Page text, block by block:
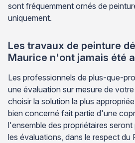
sont fréquemment ornés de
uniquement.
Les travaux de peinture
Maurice n'ont jamais été
Les professionnels de plus-que-
une évaluation sur mesure de
choisir la solution la plus
bien concerné fait partie d'une
l'ensemble des propriétaires
les évaluations, dans le respect du